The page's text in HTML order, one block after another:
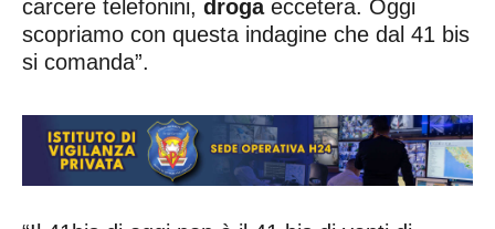
carcere telefonini, drogaeccetera. Oggi
scopriamo con questa indagine che dal 41 bis
si comanda”.